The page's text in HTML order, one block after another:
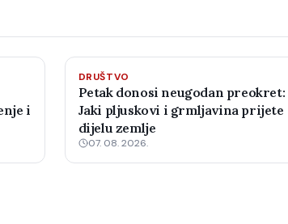
i
DRUŠTVO
Petak donosi neugodan preokret:
Jaki pljuskovi i grmljavina prijete
dijelu zemlje
07. 08. 2026.